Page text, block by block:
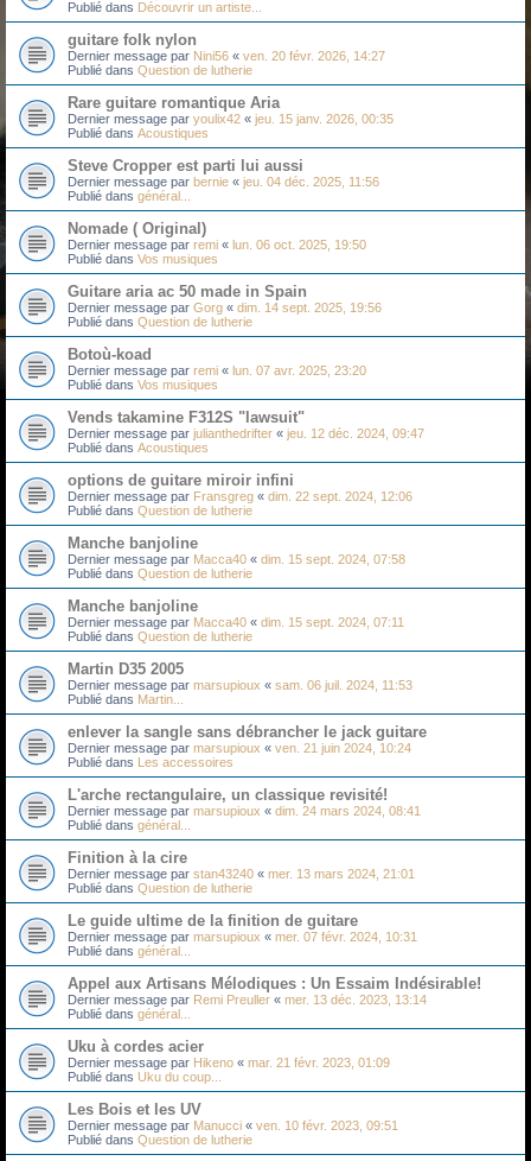
Publié dans Découvrir un artiste...
guitare folk nylon
Dernier message par Nini56 « ven. 20 févr. 2026, 14:27
Publié dans Question de lutherie
Rare guitare romantique Aria
Dernier message par youlix42 « jeu. 15 janv. 2026, 00:35
Publié dans Acoustiques
Steve Cropper est parti lui aussi
Dernier message par bernie « jeu. 04 déc. 2025, 11:56
Publié dans général...
Nomade ( Original)
Dernier message par remi « lun. 06 oct. 2025, 19:50
Publié dans Vos musiques
Guitare aria ac 50 made in Spain
Dernier message par Gorg « dim. 14 sept. 2025, 19:56
Publié dans Question de lutherie
Botoù-koad
Dernier message par remi « lun. 07 avr. 2025, 23:20
Publié dans Vos musiques
Vends takamine F312S "lawsuit"
Dernier message par julianthedrifter « jeu. 12 déc. 2024, 09:47
Publié dans Acoustiques
options de guitare miroir infini
Dernier message par Fransgreg « dim. 22 sept. 2024, 12:06
Publié dans Question de lutherie
Manche banjoline
Dernier message par Macca40 « dim. 15 sept. 2024, 07:58
Publié dans Question de lutherie
Manche banjoline
Dernier message par Macca40 « dim. 15 sept. 2024, 07:11
Publié dans Question de lutherie
Martin D35 2005
Dernier message par marsupioux « sam. 06 juil. 2024, 11:53
Publié dans Martin...
enlever la sangle sans débrancher le jack guitare
Dernier message par marsupioux « ven. 21 juin 2024, 10:24
Publié dans Les accessoires
L'arche rectangulaire, un classique revisité!
Dernier message par marsupioux « dim. 24 mars 2024, 08:41
Publié dans général...
Finition à la cire
Dernier message par stan43240 « mer. 13 mars 2024, 21:01
Publié dans Question de lutherie
Le guide ultime de la finition de guitare
Dernier message par marsupioux « mer. 07 févr. 2024, 10:31
Publié dans général...
Appel aux Artisans Mélodiques : Un Essaim Indésirable!
Dernier message par Remi Preuller « mer. 13 déc. 2023, 13:14
Publié dans général...
Uku à cordes acier
Dernier message par Hikeno « mar. 21 févr. 2023, 01:09
Publié dans Uku du coup...
Les Bois et les UV
Dernier message par Manucci « ven. 10 févr. 2023, 09:51
Publié dans Question de lutherie